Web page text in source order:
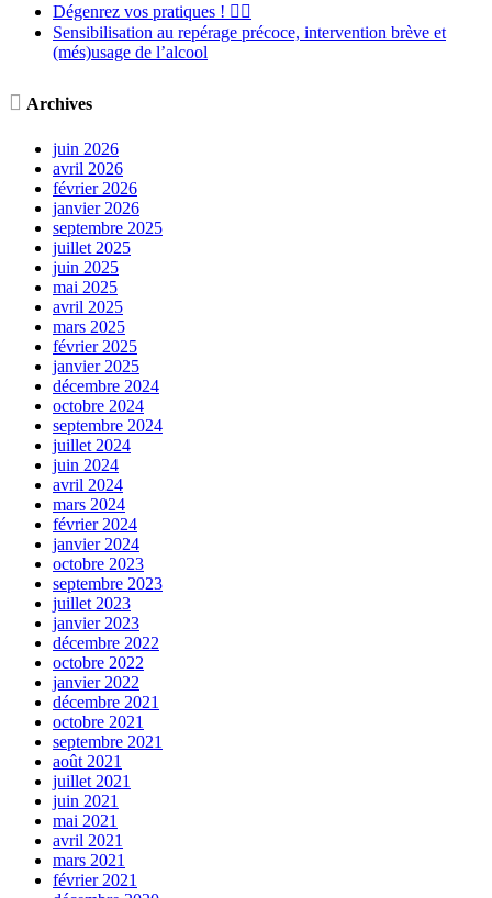
Dégenrez vos pratiques ! 🏳️‍🌈
Sensibilisation au repérage précoce, intervention brève et
(més)usage de l’alcool
 Archives
juin 2026
avril 2026
février 2026
janvier 2026
septembre 2025
juillet 2025
juin 2025
mai 2025
avril 2025
mars 2025
février 2025
janvier 2025
décembre 2024
octobre 2024
septembre 2024
juillet 2024
juin 2024
avril 2024
mars 2024
février 2024
janvier 2024
octobre 2023
septembre 2023
juillet 2023
janvier 2023
décembre 2022
octobre 2022
janvier 2022
décembre 2021
octobre 2021
septembre 2021
août 2021
juillet 2021
juin 2021
mai 2021
avril 2021
mars 2021
février 2021